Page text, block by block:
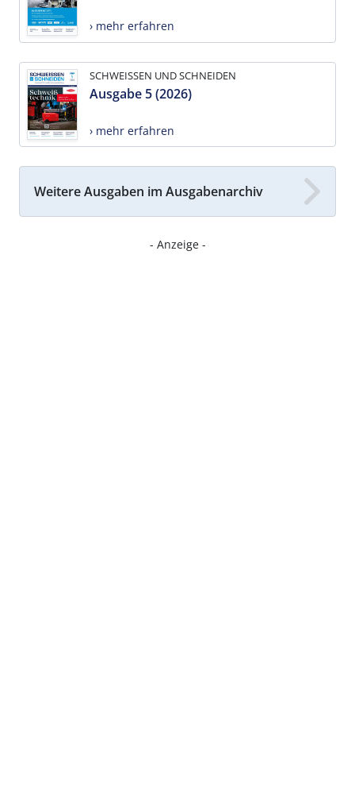
› mehr erfahren
SCHWEISSEN UND SCHNEIDEN
Ausgabe 5 (2026)
› mehr erfahren
Weitere Ausgaben im Ausgabenarchiv
- Anzeige -